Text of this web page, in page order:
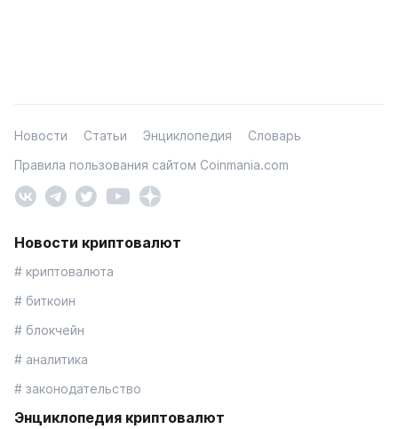
Новости Статьи Энциклопедия
Словарь
Правила пользования сайтом Coinmania.com
Новости криптовалют
# криптовалюта
# биткоин
# блокчейн
# аналитика
# законодательство
Энциклопедия криптовалют